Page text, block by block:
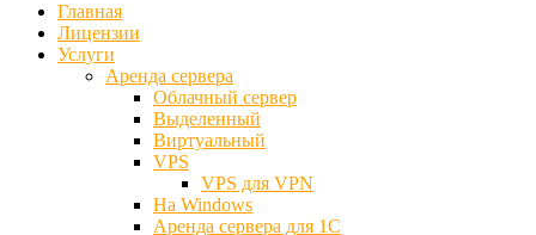
Главная
Лицензии
Услуги
Аренда сервера
Облачный сервер
Выделенный
Виртуальный
VPS
VPS для VPN
На Windows
Аренда сервера для 1С